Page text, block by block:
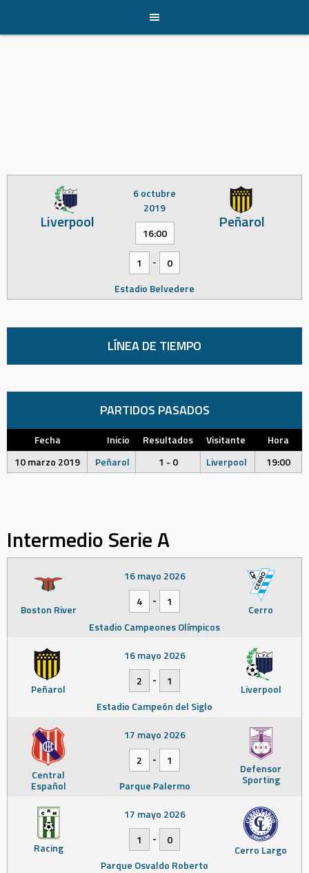
content
Liverpool Peñarol
6 octubre
2019
16:00
1 -
0
Estadio Belvedere
LÍNEA DE TIEMPO
PARTIDOS PASADOS
Fecha Inicio Resultados Visitante
Hora
10 marzo 2019
Peñarol 1 - 0 Liverpool 19:00
Intermedio Serie A
Boston River Cerro
16 mayo 2026
4
-
1
Estadio Campeones Olímpicos
Peñarol Liverpool
16 mayo 2026
2
-
1
Estadio Campeón del Siglo
Central
Español
Defensor
Sporting
17 mayo 2026
2
-
1
Parque Palermo
Racing Cerro Largo
17 mayo 2026
1
-
0
Parque Osvaldo Roberto